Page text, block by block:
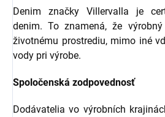
Denim značky Villervalla je
denim. To znamená, že
životnému prostrediu, mimo iné
vody pri výrobe.
Spoločenská zodpovednosť
Dodávatelia vo výrobních